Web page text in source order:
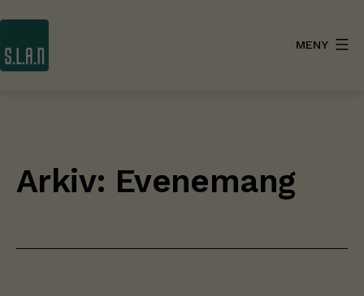
innehåll
MENY
Arkiv: Evenemang